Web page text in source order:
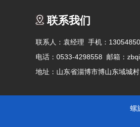
联系我们
联系人：袁经理 手机：
电话：0533-4298558 邮箱：
地址：山东省淄博市博山东域城村
螺